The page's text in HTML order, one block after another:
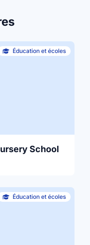
Éducation et écoles
School
Éducation et écoles